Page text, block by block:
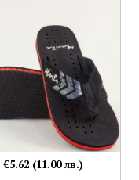
€5.62 (11.00 лв.)